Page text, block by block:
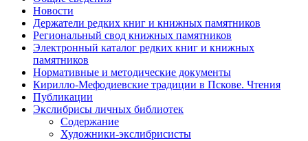
Новости
Держатели редких книг и книжных памятников
Региональный свод книжных памятников
Электронный каталог редких книг и книжных
памятников
Нормативные и методические документы
Кирилло-Мефодиевские традиции в Пскове. Чтения
Публикации
Экслибрисы личных библиотек
Содержание
Художники-экслибрисисты